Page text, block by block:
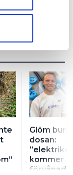
Glöm
dosan:
”elektriker
kommer